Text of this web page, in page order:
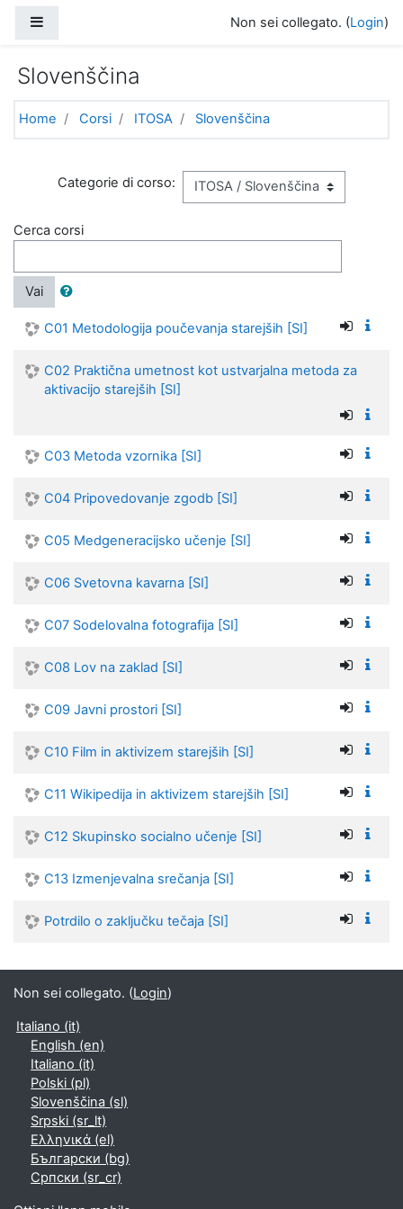
Non sei collegato. (Login)
Slovenščina
Home Corsi ITOSA Slovenščina
Categorie di corso:
Cerca corsi
Vai
C01 Metodologija poučevanja starejših [SI]
C02 Praktična umetnost kot ustvarjalna metoda za
aktivacijo starejših [SI]
C03 Metoda vzornika [SI]
C04 Pripovedovanje zgodb [SI]
C05 Medgeneracijsko učenje [SI]
C06 Svetovna kavarna [SI]
C07 Sodelovalna fotografija [SI]
C08 Lov na zaklad [SI]
C09 Javni prostori [SI]
C10 Film in aktivizem starejših [SI]
C11 Wikipedija in aktivizem starejših [SI]
C12 Skupinsko socialno učenje [SI]
C13 Izmenjevalna srečanja [SI]
Potrdilo o zaključku tečaja [SI]
Non sei collegato. (Login)
Italiano ‎(it)‎
English ‎(en)‎
Italiano ‎(it)‎
Polski ‎(pl)‎
Slovenščina ‎(sl)‎
Srpski ‎(sr_lt)‎
Ελληνικά ‎(el)‎
Български ‎(bg)‎
Српски ‎(sr_cr)‎